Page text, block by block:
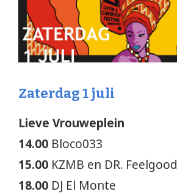
Zaterdag 1 juli
Lieve Vrouweplein
14.00 Bloco033
15.00 KZMB en DR. Feelgood
18.00 DJ El Monte